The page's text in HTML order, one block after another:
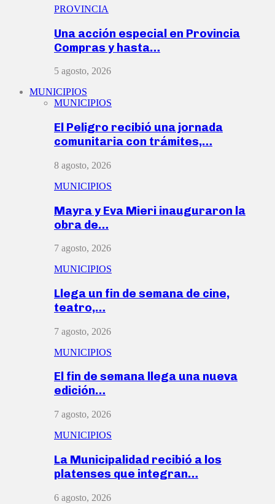
PROVINCIA
Una acción especial en Provincia
Compras y hasta…
5 agosto, 2026
MUNICIPIOS
MUNICIPIOS
El Peligro recibió una jornada
comunitaria con trámites,…
8 agosto, 2026
MUNICIPIOS
Mayra y Eva Mieri inauguraron la
obra de…
7 agosto, 2026
MUNICIPIOS
Llega un fin de semana de cine,
teatro,…
7 agosto, 2026
MUNICIPIOS
El fin de semana llega una nueva
edición…
7 agosto, 2026
MUNICIPIOS
La Municipalidad recibió a los
platenses que integran…
6 agosto, 2026